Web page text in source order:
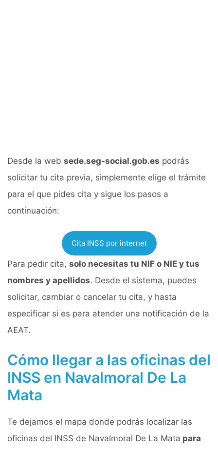
Desde la web sede.seg-social.gob.es podrás
solicitar tu cita previa, simplemente elige el trámite
para el que pides cita y sigue los pasos a
continuación:
Cita INSS por internet
Para pedir cita, solo necesitas tu NIF o NIE y tus
nombres y apellidos. Desde el sistema, puedes
solicitar, cambiar o cancelar tu cita, y hasta
especificar si es para atender una notificación de la
AEAT.
Cómo llegar a las oficinas del
INSS en Navalmoral De La
Mata
Te dejamos el mapa donde podrás localizar las
oficinas del INSS de Navalmoral De La Mata para